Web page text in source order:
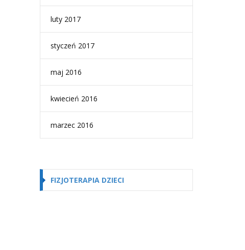
luty 2017
styczeń 2017
maj 2016
kwiecień 2016
marzec 2016
FIZJOTERAPIA DZIECI